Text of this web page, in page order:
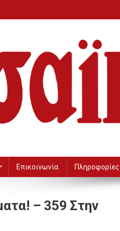
Επικοινωνία Πληροφορίες
– 359 Στην